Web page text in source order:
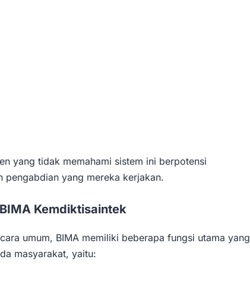
yang tidak memahami sistem ini berpotensi
pengabdian yang mereka kerjakan.
Kemdiktisaintek
umum, BIMA memiliki beberapa fungsi utama yang
masyarakat, yaitu: